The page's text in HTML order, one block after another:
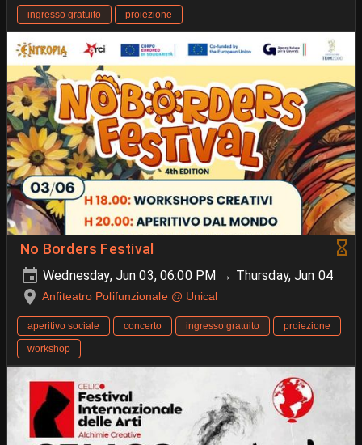
ingresso gratuito proiezione
No Borders Festival
Wednesday, Jun 03, 06:00 PM → Thursday, Jun 04
Anfiteatro Polifunzionale @ Unical
aperitivo sociale concerto ingresso gratuito
proiezione
workshop